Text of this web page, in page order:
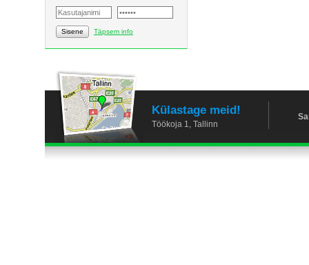
Sisene Täpsem info
Külastage meid!
Töökoja 1, Tallinn